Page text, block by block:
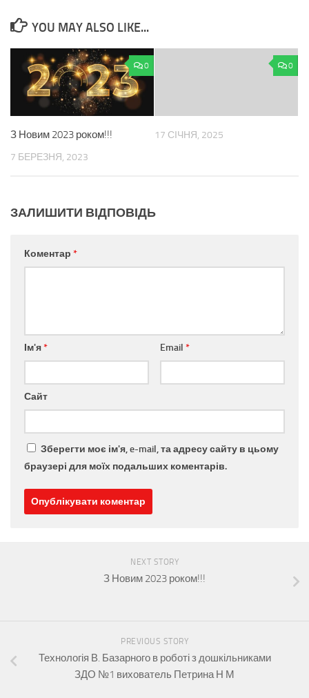
YOU MAY ALSO LIKE...
0
З Новим 2023 роком!!!
7 БЕРЕЗНЯ, 2023
0
17 СІЧНЯ, 2025
ЗАЛИШИТИ ВІДПОВІДЬ
Коментар *
Ім'я* Email *
Сайт
Зберегти моє ім'я, e-mail, та адресу сайту в цьому
браузері для моїх подальших коментарів.
NEXT STORY
З Новим 2023 роком!!!
PREVIOUS STORY
Технологія В. Базарного в роботі з дошкільниками
ЗДО №1 вихователь Петрина Н М